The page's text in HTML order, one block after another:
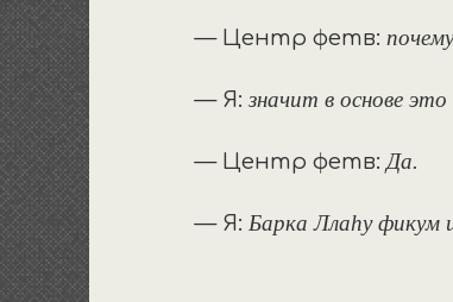
— Центр фетв:
— Я:значит в основе это
— Центр фетв: Да.
— Я: Барка Ллаhу фикум